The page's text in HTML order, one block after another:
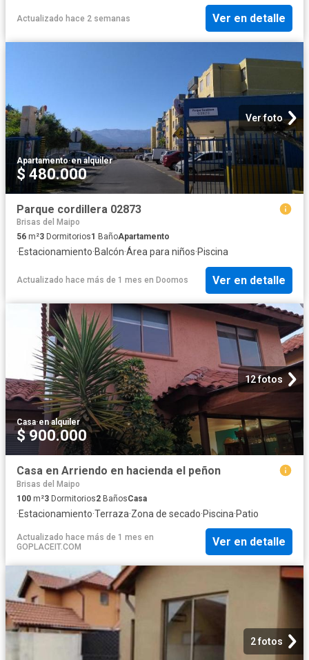
Actualizado hace 2 semanas Ver en detalle
Ver foto
Apartamento·en alquiler
$ 480.000
Parque cordillera 02873
Brisas del Maipo
56 m²3 Dormitorios1 BañoApartamento
·Estacionamiento·Balcón·Área para niños·Piscina
Actualizado hace más de 1 mes en Doomos Ver en detalle
12 fotos
Casa·en alquiler
$ 900.000
Casa en Arriendo en hacienda el peñon
Brisas del Maipo
100 m²3 Dormitorios2 BañosCasa
·Estacionamiento·Terraza·Zona de secado·Piscina·Patio
Actualizado hace más de 1 mes en
GOPLACEIT.COM
Ver en detalle
2 fotos